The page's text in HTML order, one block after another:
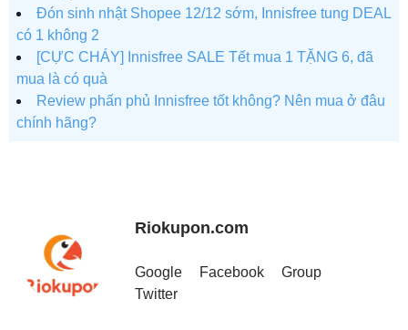
Đón sinh nhật Shopee 12/12 sớm, Innisfree tung DEAL
có 1 không 2
[CỰC CHÁY] Innisfree SALE Tết mua 1 TẶNG 6, đã
mua là có quà
Review phấn phủ Innisfree tốt không? Nên mua ở đâu
chính hãng?
Riokupon.com
Google Facebook
Group
Twitter